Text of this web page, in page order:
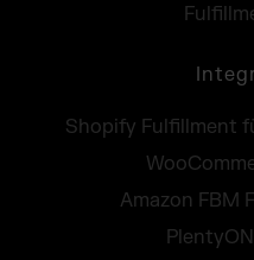
Shopify Fulfillment
Amazon FBM